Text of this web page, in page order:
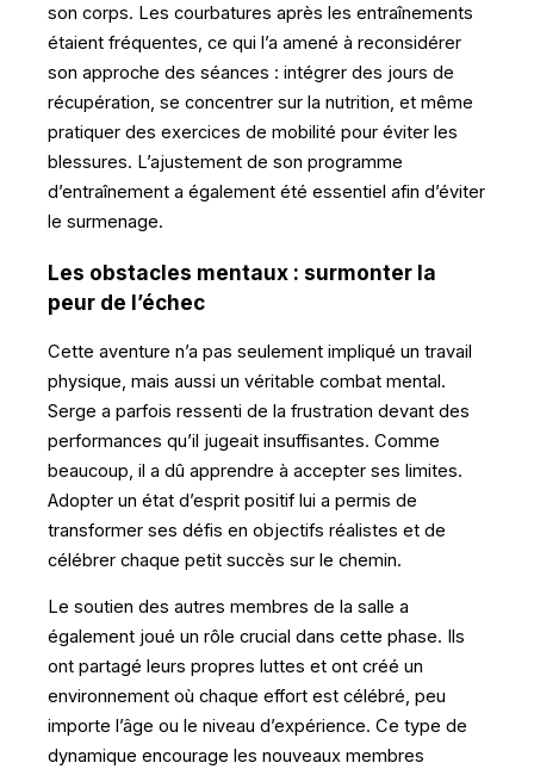
son corps. Les courbatures après les entraînements
étaient fréquentes, ce qui l’a amené à reconsidérer
son approche des séances : intégrer des jours de
récupération, se concentrer sur la nutrition, et même
pratiquer des exercices de mobilité pour éviter les
blessures. L’ajustement de son programme
d’entraînement a également été essentiel afin d’éviter
le surmenage.
Les obstacles mentaux : surmonter la
peur de l’échec
Cette aventure n’a pas seulement impliqué un travail
physique, mais aussi un véritable combat mental.
Serge a parfois ressenti de la frustration devant des
performances qu’il jugeait insuffisantes. Comme
beaucoup, il a dû apprendre à accepter ses limites.
Adopter un état d’esprit positif lui a permis de
transformer ses défis en objectifs réalistes et de
célébrer chaque petit succès sur le chemin.
Le soutien des autres membres de la salle a
également joué un rôle crucial dans cette phase. Ils
ont partagé leurs propres luttes et ont créé un
environnement où chaque effort est célébré, peu
importe l’âge ou le niveau d’expérience. Ce type de
dynamique encourage les nouveaux membres